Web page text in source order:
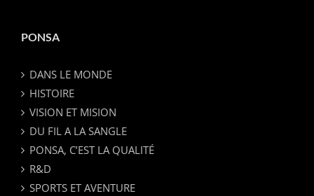
PONSA
DANS LE MONDE
HISTOIRE
VISION ET MISION
DU FIL A LA SANGLE
PONSA, C’EST LA QUALITÉ
R&D
SPORTS ET AVENTURE